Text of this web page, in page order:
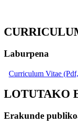
Laburpena
Curriculum Vitae
LOTUTAKO
Erakunde